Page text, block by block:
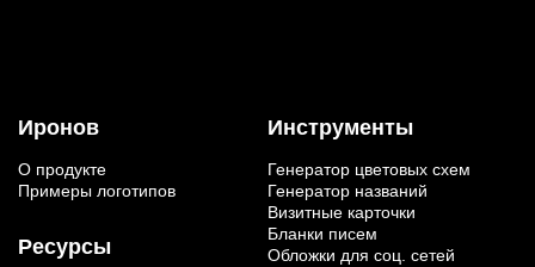
Иронов
О продукте
Примеры логотипов
Ресурсы
Инструменты
Генератор цветовых схем
Генератор названий
Визитные карточки
Бланки писем
Обложки для соц. сетей